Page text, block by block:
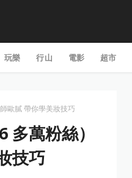
玩樂 行山 電影 超市
歐膩 帶你學美妝技巧
萬粉絲）
技巧